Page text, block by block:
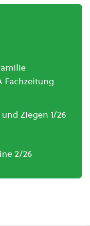
Fachzeitung
Ziegen 1/26
2/26